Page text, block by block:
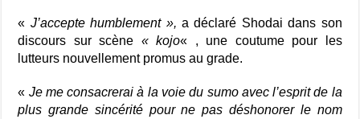
« J’accepte humblement »,a déclaré Shodai dans son
discours sur scène « kojo« , une coutume pour les
lutteurs nouvellement promus au grade.
« Je me consacrerai à la voie du sumo avec l’esprit de la
plus grande sincérité pour ne pas déshonorer le nom